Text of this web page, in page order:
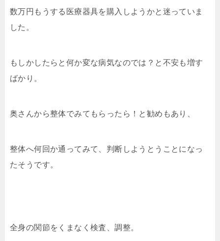
数万円もうする医療器具を購入しようかと迷っていま
した。
もしかしたらと何か変な病気なのでは？と不安も増す
ばかり。
奥さんから整体でみてもらったら！と勧めもあり、
整体へ何回か通ってみて、判断しようとうことになっ
たそうです。
全身の関節をくまなく検査、調整。